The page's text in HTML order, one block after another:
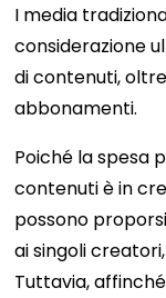
I media
considerazione
di contenuti,
abbonamenti.
Poiché la spesa
contenuti è in
possono
ai singoli
Tuttavia,